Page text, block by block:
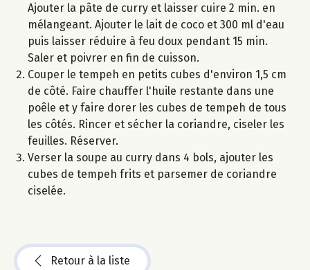
Ajouter la pâte de curry et laisser cuire 2 min. en
mélangeant. Ajouter le lait de coco et 300 ml d'eau
puis laisser réduire à feu doux pendant 15 min.
Saler et poivrer en fin de cuisson.
Couper le tempeh en petits cubes d'environ 1,5 cm
de côté. Faire chauffer l'huile restante dans une
poêle et y faire dorer les cubes de tempeh de tous
les côtés. Rincer et sécher la coriandre, ciseler les
feuilles. Réserver.
Verser la soupe au curry dans 4 bols, ajouter les
cubes de tempeh frits et parsemer de coriandre
ciselée.
Retour à la liste